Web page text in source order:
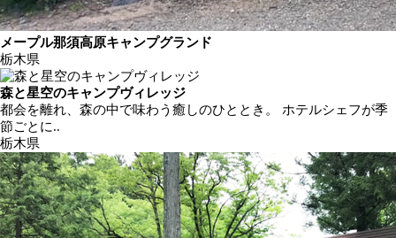
メープル那須高原キャンプグランド
栃木県
森と星空のキャンプヴィレッジ
都会を離れ、森の中で味わう癒しのひととき。 ホテルシェフが季
節ごとに..
栃木県